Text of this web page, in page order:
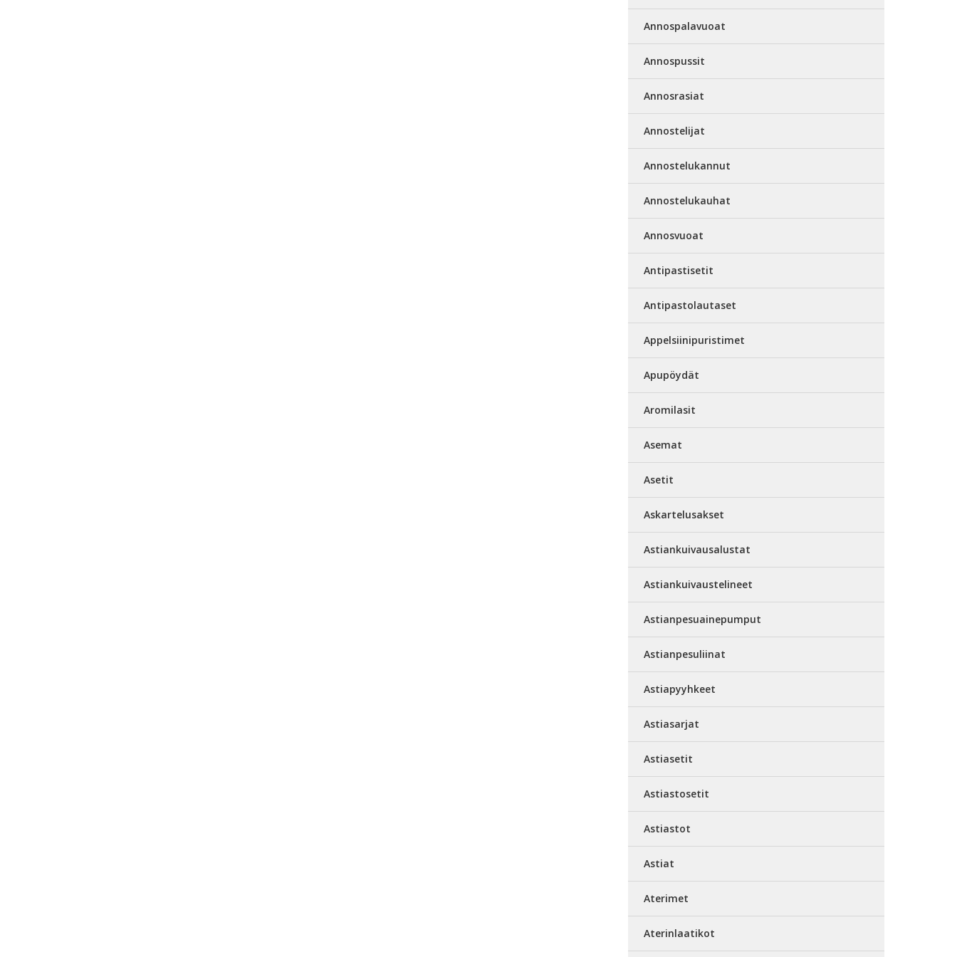
Annospalavuoat
Annospussit
Annosrasiat
Annostelijat
Annostelukannut
Annostelukauhat
Annosvuoat
Antipastisetit
Antipastolautaset
Appelsiinipuristimet
Apupöydät
Aromilasit
Asemat
Asetit
Askartelusakset
Astiankuivausalustat
Astiankuivaustelineet
Astianpesuainepumput
Astianpesuliinat
Astiapyyhkeet
Astiasarjat
Astiasetit
Astiastosetit
Astiastot
Astiat
Aterimet
Aterinlaatikot